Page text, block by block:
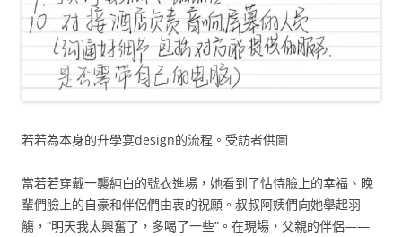
若若為本身的升學宴design的流程。受訪者供圖
當若若穿戴一襲純白的號衣進場，她看到了怙恃臉上的幸福、晚
輩們臉上的自豪和伴侶們由衷的祝願。叔叔阿姨們向她舉起羽
觴，“明天我太興奮了，多喝了一些”。在現場，父親的伴侶——